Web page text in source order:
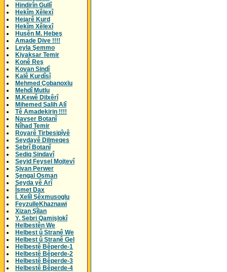
Hindirîn Gullî
Hekîm Xêlexî
Hejarê Kurd
Hekîm Xêlexî
Husên M. Hebeş
Amade Dive !!!!
Leyla Şemmo
Kiyaksar Temir
Konê Reş
Kovan Sindî
Kalê Kurdîsî
Mehmed Çobanoxlu
Mehdî Mutlu
M.Kewê Dilxêrî
Mihemed Salih Alî
Tê Amadekirin !!!!
Navser Botanî
Nîhad Temir
Royarê Tirbesipîyê
Seydayê Dilmeqes
Sebrî Botanî
Sediq Sindavî
Seyid Feysel Mojtevî
Şivan Perwer
Şengal Osman
Seyda yê Arî
Îsmet Dax
Î. Xelîl Şêxmusoglu
FeyzulleKhaznawi
Xizan Şîlan
Y. Sebri Qamişlokî
Helbestên We
Helbest û Stranê We
Helbest û Stranê Gel
Helbestê Bêperde-1
Helbestê Bêperde-2
Helbestê Bêperde-3
Helbestê Bêperde-4